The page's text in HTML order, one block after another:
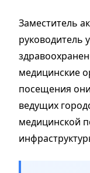
Заместитель
руководитель
медицинские
посещения
ведущих
медицинской